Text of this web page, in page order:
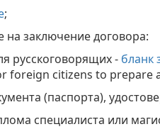
;
на заключение договора:
русскоговорящих - бланк
foreign citizens to prepare
(паспорта),
специалиста или